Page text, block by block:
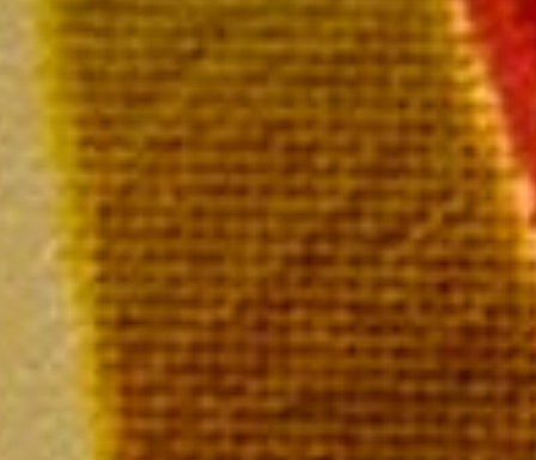
Blanc de Pinot Noir
La bouteille 49,00 €
Champagne MAILLY Grand Cru
28 rue de la Libération – 51500 Mailly Champagne
Tél : 03 26 49 41 10